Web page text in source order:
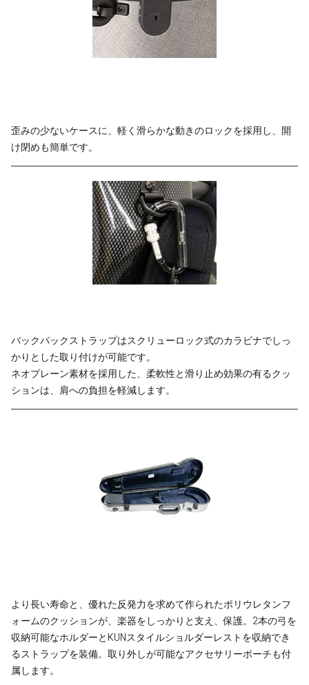
歪みの少ないケースに、軽く滑らかな動きのロックを採用し、開
け閉めも簡単です。
バックパックストラップはスクリューロック式のカラビナでしっ
かりとした取り付けが可能です。
ネオプレーン素材を採用した、柔軟性と滑り止め効果の有るクッ
ションは、肩への負担を軽減します。
より長い寿命と、優れた反発力を求めて作られたポリウレタンフ
ォームのクッションが、楽器をしっかりと支え、保護。2本の弓を
収納可能なホルダーとKUNスタイルショルダーレストを収納でき
るストラップを装備。取り外しが可能なアクセサリーポーチも付
属します。